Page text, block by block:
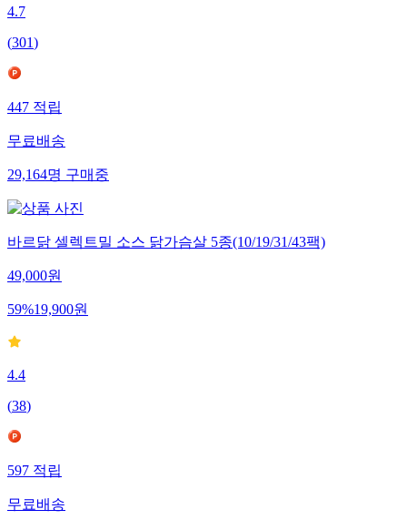
4.7
(301)
447적립
무료배송
29,164명구매중
바르닭 셀렉트밀 소스 닭가슴살 5종(10/19/31/43팩)
49,000원
59%19,900원
4.4
(38)
597적립
무료배송